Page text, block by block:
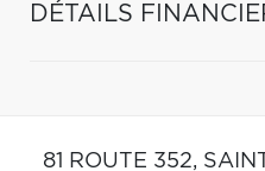
DÉTAILS
81 ROUTE 352,